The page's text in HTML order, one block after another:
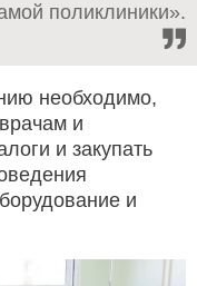
поликлиники».
необходимо,
и
и закупать
и